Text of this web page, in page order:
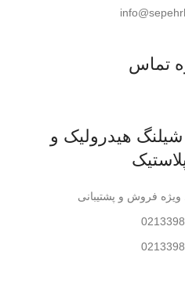
تماس
هیدرولیک و